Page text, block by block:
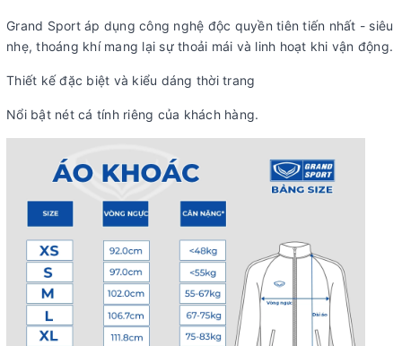
Grand Sport áp dụng công nghệ độc quyền tiên tiến nhất - siêu
nhẹ, thoáng khí mang lại sự thoải mái và linh hoạt khi vận động.
Thiết kế đặc biệt và kiểu dáng thời trang
Nổi bật nét cá tính riêng của khách hàng.